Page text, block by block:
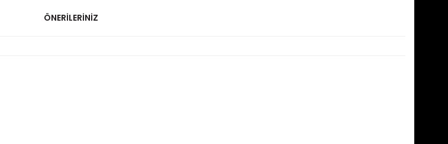
ÖNERILERINIZ